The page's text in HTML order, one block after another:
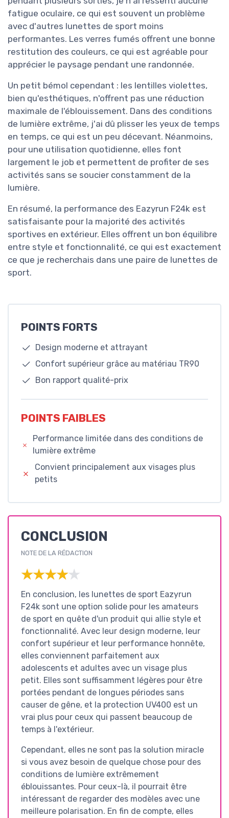
fatigue oculaire, ce qui est souvent un problème
avec d'autres lunettes de sport moins
performantes. Les verres fumés offrent une bonne
restitution des couleurs, ce qui est agréable pour
apprécier le paysage pendant une randonnée.
Un petit bémol cependant : les lentilles violettes,
bien qu'esthétiques, n'offrent pas une réduction
maximale de l'éblouissement. Dans des conditions
de lumière extrême, j'ai dû plisser les yeux de temps
en temps, ce qui est un peu décevant. Néanmoins,
pour une utilisation quotidienne, elles font
largement le job et permettent de profiter de ses
activités sans se soucier constamment de la
lumière.
En résumé, la performance des Eazyrun F24k est
satisfaisante pour la majorité des activités
sportives en extérieur. Elles offrent un bon équilibre
entre style et fonctionnalité, ce qui est exactement
ce que je recherchais dans une paire de lunettes de
sport.
POINTS FORTS
Design moderne et attrayant
Confort supérieur grâce au matériau TR90
Bon rapport qualité-prix
POINTS FAIBLES
Performance limitée dans des conditions de
lumière extrême
Convient principalement aux visages plus
petits
CONCLUSION
NOTE DE LA RÉDACTION
★★★★★
★★★★★
En conclusion, les lunettes de sport Eazyrun
F24k sont une option solide pour les amateurs
de sport en quête d'un produit qui allie style et
fonctionnalité. Avec leur design moderne, leur
confort supérieur et leur performance honnête,
elles conviennent parfaitement aux
adolescents et adultes avec un visage plus
petit. Elles sont suffisamment légères pour être
portées pendant de longues périodes sans
causer de gêne, et la protection UV400 est un
vrai plus pour ceux qui passent beaucoup de
temps à l'extérieur.
Cependant, elles ne sont pas la solution miracle
si vous avez besoin de quelque chose pour des
conditions de lumière extrêmement
éblouissantes. Pour ceux-là, il pourrait être
intéressant de regarder des modèles avec une
meilleure polarisation. En fin de compte, elles